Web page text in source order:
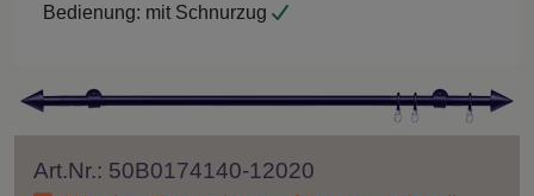
Bedienung: mit Schnurzug
Art.Nr.: 50B0174140-12020